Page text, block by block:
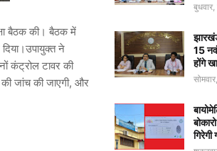
बैठक की। बैठक में
दिया।उपायुक्त ने
कंट्रोल टावर की
की जांच की जाएगी, और
15
होंगे